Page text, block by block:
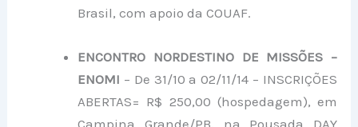
Brasil, com apoio da COUAF.
ENCONTRO NORDESTINO DE MISSÕES –
ENOMI – De 31/10 a 02/11/14 – INSCRIÇÕES
ABERTAS= R$ 250,00 (hospedagem), em